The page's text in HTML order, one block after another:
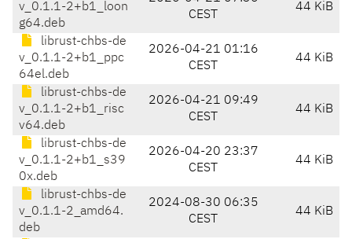
v_0.1.1-2+b1_loon
g64.deb
CEST
44 KiB
librust-chbs-de
v_0.1.1-2+b1_ppc
64el.deb
2026-04-21 01:16
CEST
44 KiB
librust-chbs-de
v_0.1.1-2+b1_risc
v64.deb
2026-04-21 09:49
CEST
44 KiB
librust-chbs-de
v_0.1.1-2+b1_s39
0x.deb
2026-04-20 23:37
CEST
44 KiB
librust-chbs-de
v_0.1.1-2_amd64.
deb
2024-08-30 06:35
CEST
44 KiB